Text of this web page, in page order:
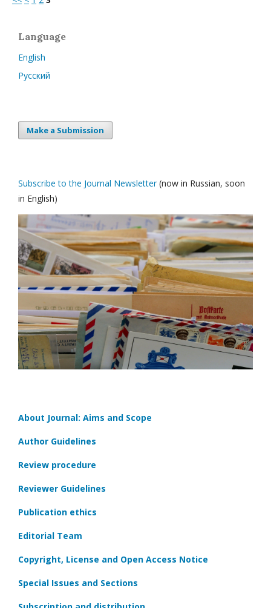
Language
English
Русский
Make a Submission
Subscribe to the Journal Newsletter(now in Russian, soon
in English)
About Journal: Aims and Scope
Author Guidelines
Review procedure
Reviewer Guidelines
Publication ethics
Editorial Team
Copyright, License and Open Access Notice
Special Issues and Sections